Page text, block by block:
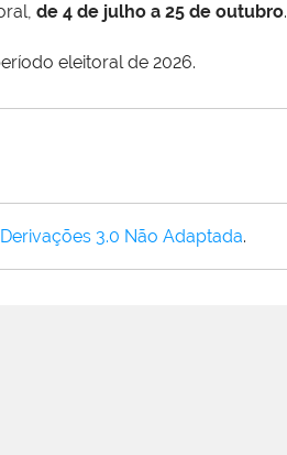
de 4 de julho a 25 de outubro.
eleitoral de 2026.
3.0 Não Adaptada.